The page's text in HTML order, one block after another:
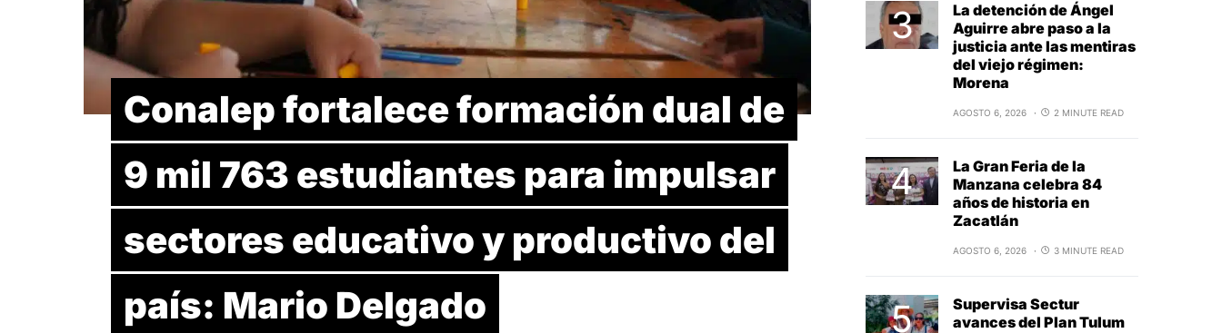
Conalep fortalece formación dual de
9 mil 763 estudiantes para impulsar
sectores educativo y productivo del
país: Mario Delgado
La detención de Ángel
Aguirre abre paso a la
justicia ante las mentiras
del viejo régimen:
Morena
AGOSTO 6, 2026 2 MINUTE READ
La Gran Feria de la
Manzana celebra 84
años de historia en
Zacatlán
AGOSTO 6, 2026 3 MINUTE READ
Supervisa Sectur
avances del Plan Tulum